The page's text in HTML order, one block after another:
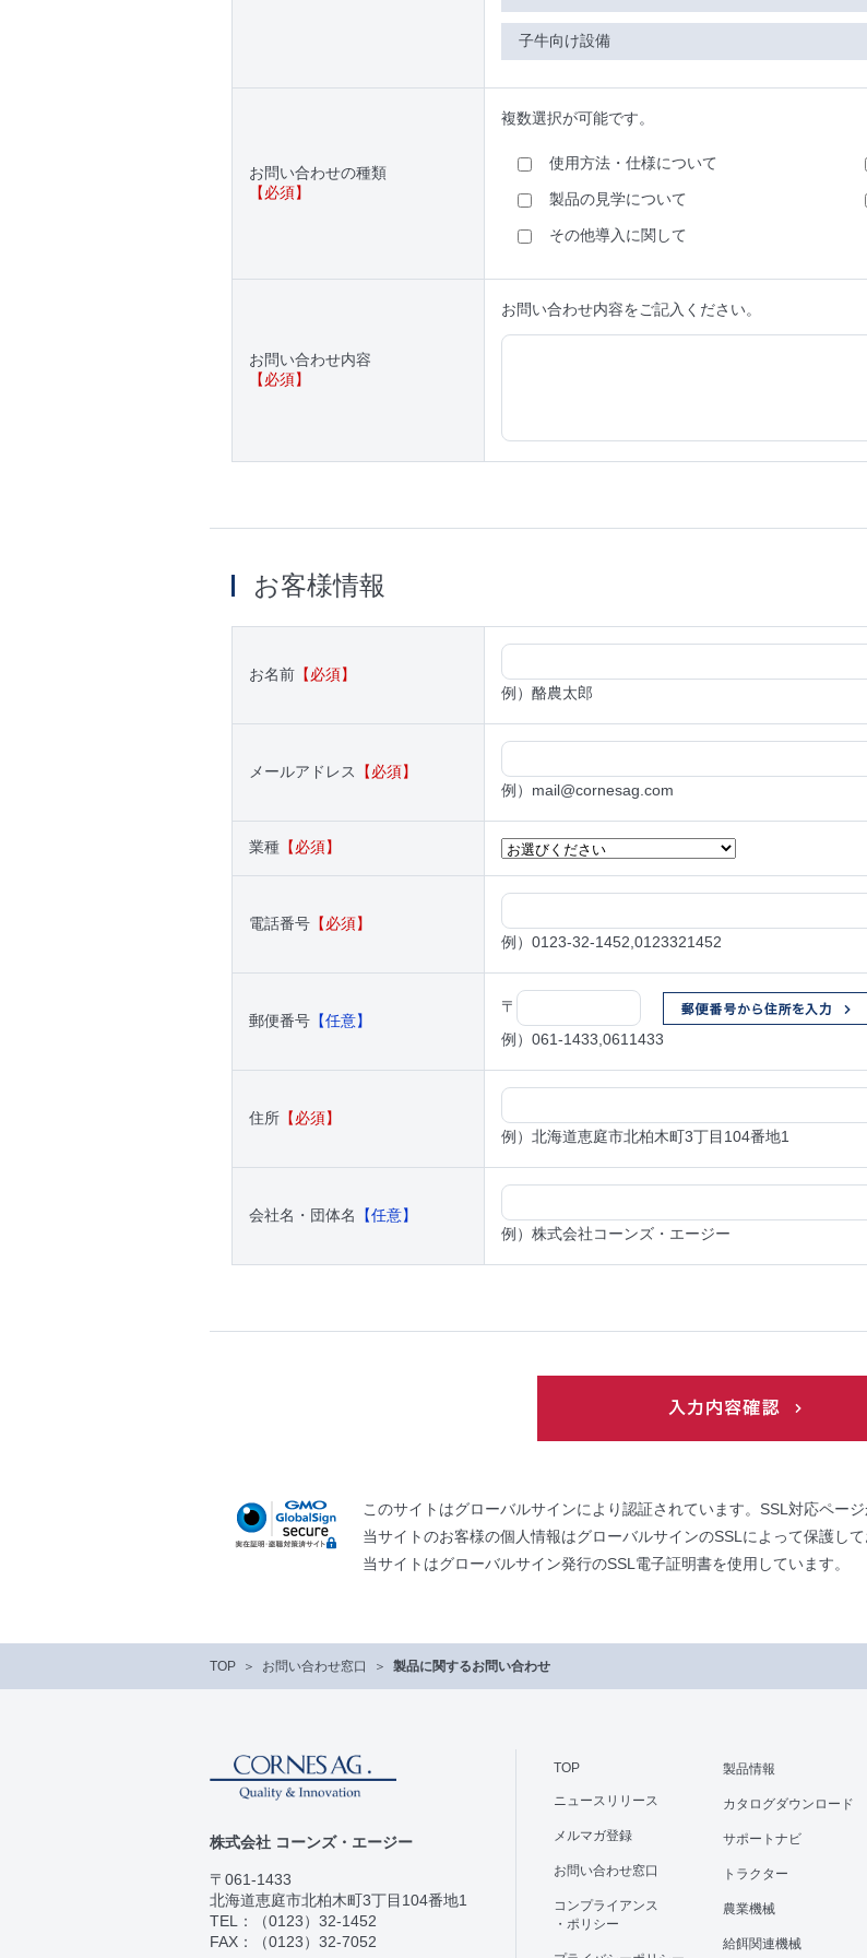
子牛向け設備
お問い合わせの種類
【必須】
複数選択が可能です。
使用方法・仕様について
製品の見学について
その他導入に関して
お問い合わせ内容
【必須】
お問い合わせ内容をご記入ください。
お客様情報
お名前 【必須】
例）酪農太郎
メールアドレス
【必須】
例）mail@cornesag.com
業種 【必須】
電話番号 【必須】
例）0123-32-1452,0123321452
郵便番号 【任意】
〒
例）061-1433,0611433
住所 【必須】
例）北海道恵庭市北柏木町3丁目104番地1
会社名・団体名
【任意】
例）株式会社コーンズ・エージー
このサイトはグローバルサインにより認証されています。SSL対応ペー
当サイトのお客様の個人情報はグローバルサインのSSLによって保護して
当サイトはグローバルサイン発行のSSL電子証明書を使用しています。
TOP お問い合わせ窓口 製品に関するお問い合わせ
TOP
ニュースリリース
メルマガ登録
お問い合わせ窓口
コンプライアンス
・ポリシー
製品情報
カタログダウンロード
サポートナビ
トラクター
農業機械
給餌関連機械
株式会社 コーンズ・エージー
〒061-1433
北海道恵庭市北柏木町3丁目104番地1
TEL：
（0123）32-1452
FAX：（0123）32-7052